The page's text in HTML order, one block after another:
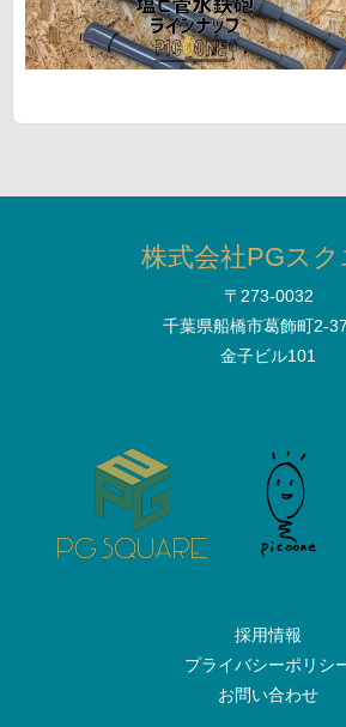
株式会社PGスク
〒273-0032
千葉県船橋市葛飾町2-
金子ビル101
採用情報
プライバシーポリシ
お問い合わせ